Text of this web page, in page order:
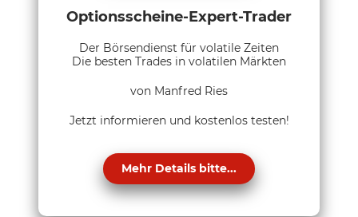
Optionsscheine-Expert-Trader
Der Börsendienst für volatile Zeiten
Die besten Trades in volatilen Märkten
von Manfred Ries
Jetzt informieren und kostenlos testen!
Mehr Details bitte...